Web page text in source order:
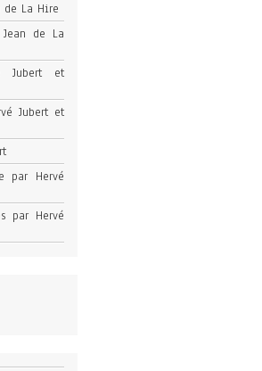
de La Hire
de La
Jubert et
Jubert et
par Hervé
par Hervé